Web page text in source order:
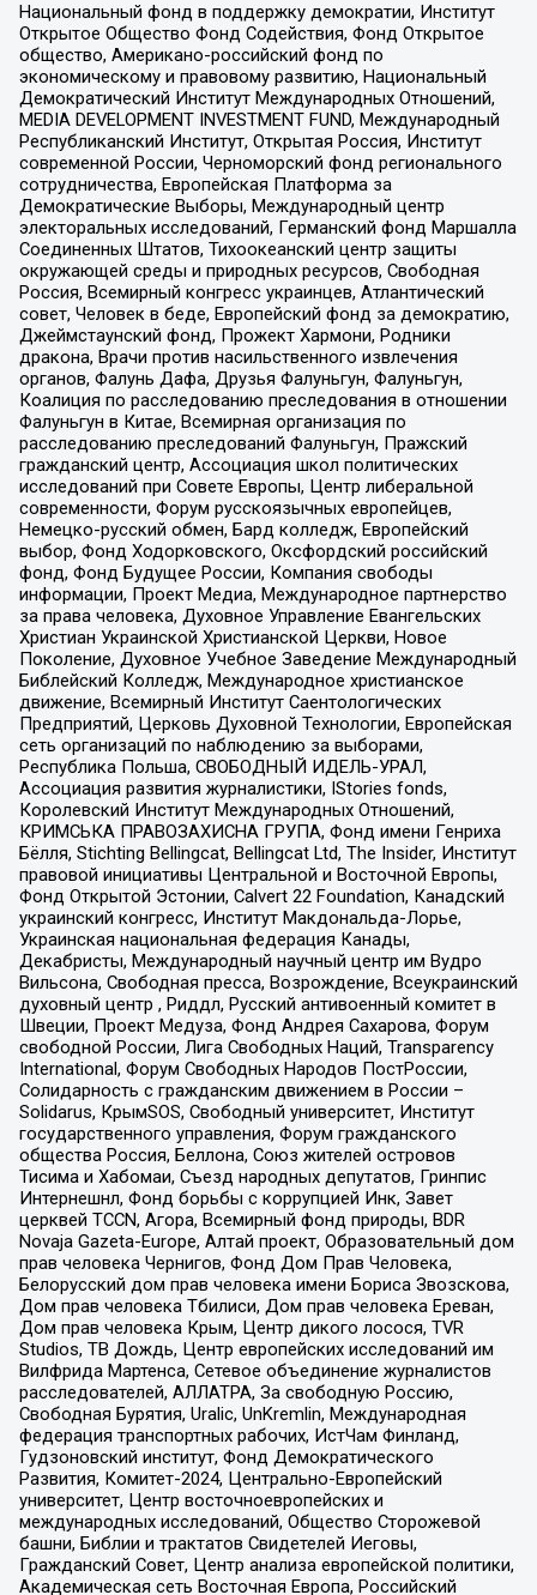
Национальный фонд в поддержку демократии, Институт
Открытое Общество Фонд Содействия, Фонд Открытое
общество, Американо-российский фонд по
экономическому и правовому развитию, Национальный
Демократический Институт Международных Отношений,
MEDIA DEVELOPMENT INVESTMENT FUND, Международный
Республиканский Институт, Открытая Россия, Институт
современной России, Черноморский фонд регионального
сотрудничества, Европейская Платформа за
Демократические Выборы, Международный центр
электоральных исследований, Германский фонд Маршалла
Соединенных Штатов, Тихоокеанский центр защиты
окружающей среды и природных ресурсов, Свободная
Россия, Всемирный конгресс украинцев, Атлантический
совет, Человек в беде, Европейский фонд за демократию,
Джеймстаунский фонд, Прожект Хармони, Родники
дракона, Врачи против насильственного извлечения
органов, Фалунь Дафа, Друзья Фалуньгун, Фалуньгун,
Коалиция по расследованию преследования в отношении
Фалуньгун в Китае, Всемирная организация по
расследованию преследований Фалуньгун, Пражский
гражданский центр, Ассоциация школ политических
исследований при Совете Европы, Центр либеральной
современности, Форум русскоязычных европейцев,
Немецко-русский обмен, Бард колледж, Европейский
выбор, Фонд Ходорковского, Оксфордский российский
фонд, Фонд Будущее России, Компания свободы
информации, Проект Медиа, Международное партнерство
за права человека, Духовное Управление Евангельских
Христиан Украинской Христианской Церкви, Новое
Поколение, Духовное Учебное Заведение Международный
Библейский Колледж, Международное христианское
движение, Всемирный Институт Саентологических
Предприятий, Церковь Духовной Технологии, Европейская
сеть организаций по наблюдению за выборами,
Республика Польша, СВОБОДНЫЙ ИДЕЛЬ-УРАЛ,
Ассоциация развития журналистики, IStories fonds,
Королевский Институт Международных Отношений,
КРИМСЬКА ПРАВОЗАХИСНА ГРУПА, Фонд имени Генриха
Бёлля, Stichting Bellingcat, Bellingcat Ltd, The Insider, Институт
правовой инициативы Центральной и Восточной Европы,
Фонд Открытой Эстонии, Calvert 22 Foundation, Канадский
украинский конгресс, Институт Макдональда-Лорье,
Украинская национальная федерация Канады,
Декабристы, Международный научный центр им Вудро
Вильсона, Свободная пресса, Возрождение, Всеукраинский
духовный центр , Риддл, Русский антивоенный комитет в
Швеции, Проект Медуза, Фонд Андрея Сахарова, Форум
свободной России, Лига Свободных Наций, Transparеncy
International, Форум Свободных Народов ПостРоссии,
Солидарность с гражданским движением в России –
Solidarus, КрымSOS, Свободный университет, Институт
государственного управления, Форум гражданского
общества Россия, Беллона, Союз жителей островов
Тисима и Хабомаи, Съезд народных депутатов, Гринпис
Интернешнл, Фонд борьбы с коррупцией Инк, Завет
церквей TCCN, Агора, Всемирный фонд природы, BDR
Novaja Gazeta-Europe, Алтай проект, Образовательный дом
прав человека Чернигов, Фонд Дом Прав Человека,
Белорусский дом прав человека имени Бориса Звозскова,
Дом прав человека Тбилиси, Дом прав человека Ереван,
Дом прав человека Крым, Центр дикого лосося, TVR
Studios, ТВ Дождь, Центр европейских исследований им
Вилфрида Мартенса, Сетевое объединение журналистов
расследователей, АЛЛАТРА, За свободную Россию,
Свободная Бурятия, Uralic, UnKremlin, Международная
федерация транспортных рабочих, ИстЧам Финланд,
Гудзоновский институт, Фонд Демократического
Развития, Комитет-2024, Центрально-Европейский
университет, Центр восточноевропейских и
международных исследований, Общество Сторожевой
башни, Библии и трактатов Свидетелей Иеговы,
Гражданский Совет, Центр анализа европейской политики,
Академическая сеть Восточная Европа, Российский